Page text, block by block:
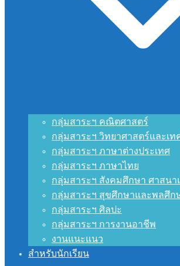
กลุ่มสาระฯ คณิตศาสตร์
กลุ่มสาระฯ วิทยาศาสตร์และเท
กลุ่มสาระฯ ภาษาต่างประเทศ
กลุ่มสาระฯ ภาษาไทย
กลุ่มสาระฯ สังคมศึกษา ศาสน
กลุ่มสาระฯ สุขศึกษาและพลศึก
กลุ่มสาระฯ ศิลปะ
กลุ่มสาระฯ การงานอาชีพ
งานแนะแนว
สำหรับนักเรียน